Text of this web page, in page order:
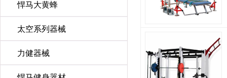
悍马大黄蜂
太空系列器械
力健器械